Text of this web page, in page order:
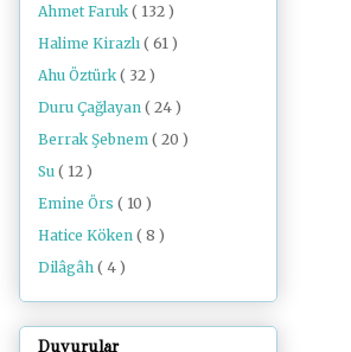
Ahmet Faruk ( 132 )
Halime Kirazlı ( 61 )
Ahu Öztürk ( 32 )
Duru Çağlayan ( 24 )
Berrak Şebnem ( 20 )
Su ( 12 )
Emine Örs ( 10 )
Hatice Köken ( 8 )
Dilâgâh ( 4 )
Duyurular